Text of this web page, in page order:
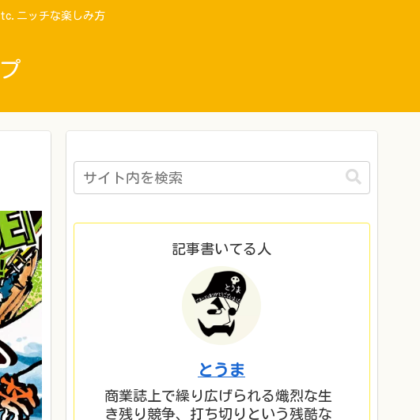
ニッチな楽しみ方
記事書いてる人
とうま
商業誌上で繰り広げられる熾烈な生
き残り競争、打ち切りという残酷な